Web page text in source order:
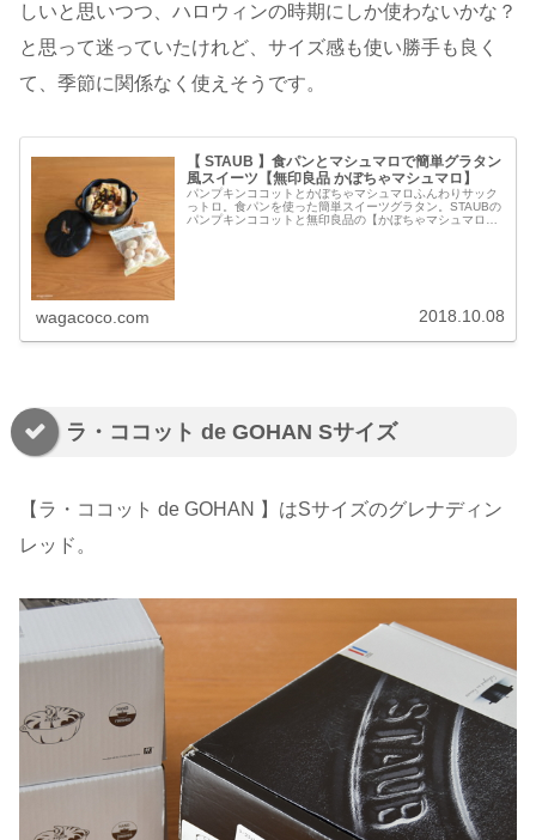
しいと思いつつ、ハロウィンの時期にしか使わないかな？
と思って迷っていたけれど、サイズ感も使い勝手も良く
て、季節に関係なく使えそうです。
【 STAUB 】食パンとマシュマロで簡単グラタン
風スイーツ【無印良品 かぼちゃマシュマロ】
パンプキンココットとかぼちゃマシュマロふんわりサック
っトロ。食パンを使った簡単スイーツグラタン。STAUBの
パンプキンココットと無印良品の【かぼちゃマシュマロ】
wagacoco.com 2018.10.08
ラ・ココット de GOHAN Sサイズ
【ラ・ココット de GOHAN 】はSサイズのグレナディン
レッド。